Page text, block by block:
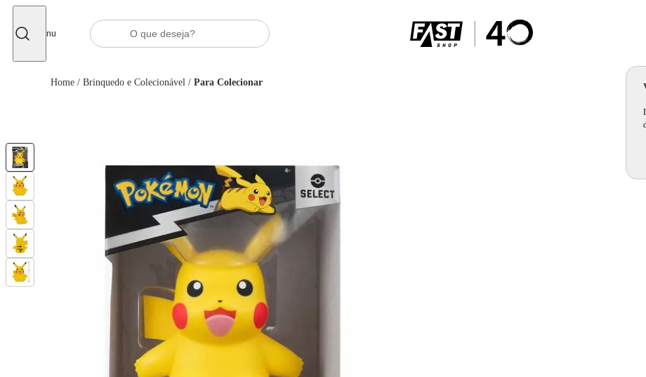
Menu
Home / Brinquedo e Colecionável / Para Colecionar